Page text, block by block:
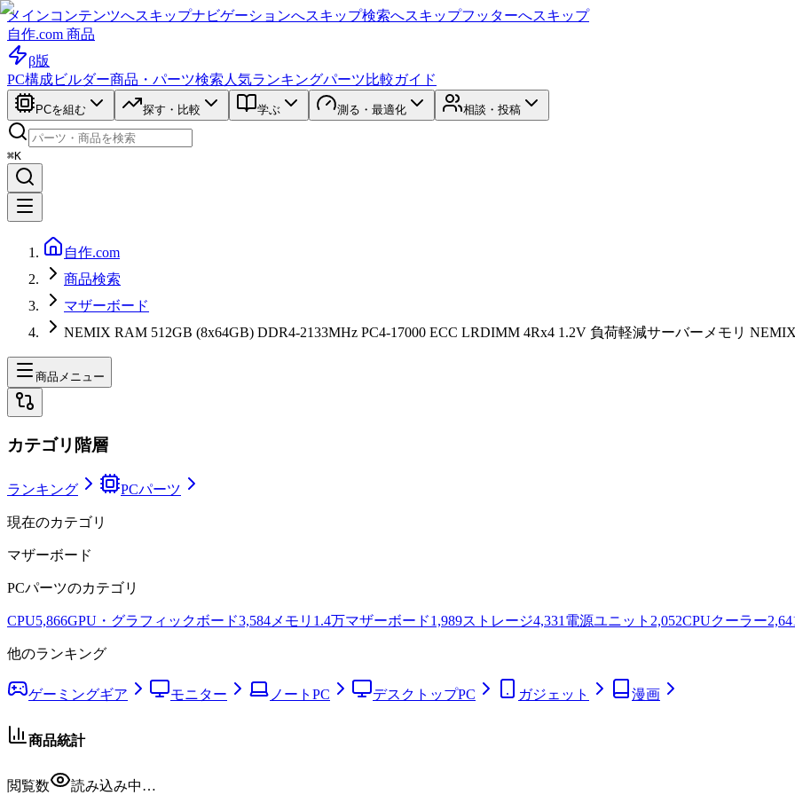
メインコンテンツへスキップナビゲーションへスキップ検索へスキップフッターへスキップ
自作.com 商品
β版
PC構成ビルダー商品・パーツ検索 人気ランキングパーツ比較ガイド
PCを組む 探す・比較 学ぶ 測る・最適化 相談・投稿
⌘K
自作.com
商品検索
マザーボード
NEMIX RAM 512GB (8x64GB) DDR4-2133MHz PC4-17000 ECC LRDIMM 4Rx4 1.2V 負荷軽減サーバーメモリ
商品メニュー
カテゴリ階層
ランキング PCパーツ
現在のカテゴリ
マザーボード
PCパーツのカテゴリ
CPU5,866GPU・グラフィックボード3,584メモリ 1.4万マザーボード1,989ストレージ4,331電源ユニット 2,052CPUクーラー
他のランキング
ゲーミングギア モニター ノートPC デスクトップPC ガジェット 漫画
商品統計
閲覧数 読み込み中…